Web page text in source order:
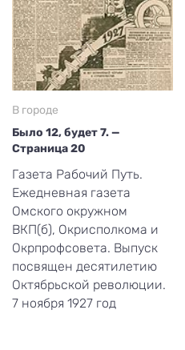
В городе
Было 12, будет 7. —
Страница 20
Газета Рабочий Путь.
Ежедневная газета
Омского окружном
ВКП(б), Окрисполкома и
Окрпрофсовета. Выпуск
посвящен десятилетию
Октябрьской революции.
7 ноября 1927 год